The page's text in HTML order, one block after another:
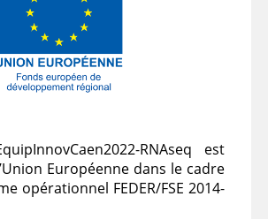
RNAseq est
Européenne dans le cadre
opérationnel FEDER/FSE 2014-